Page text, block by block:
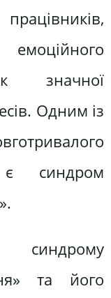
значної
Одним із
є синдром
синдрому
та його